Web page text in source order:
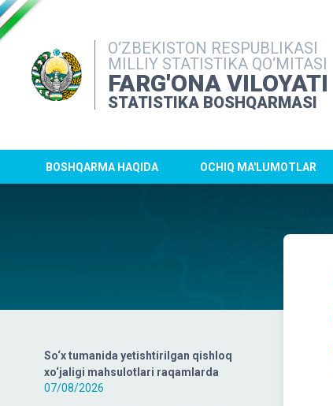
O‘ZBEKISTON RESPUBLIKASI
MILLIY STATISTIKA QO‘MITASI
FARG'ONA VILOYATI
STATISTIKA BOSHQARMASI
BOSHQARMA HAQIDA OCHIQ MA'LUMOTLAR
So‘x tumanida yetishtirilgan qishloq
xo‘jaligi mahsulotlari raqamlarda
07/08/2026